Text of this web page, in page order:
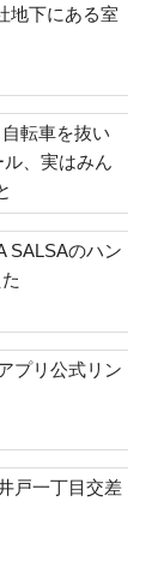
地下にある室
転車を抜い
、実はみん
SALSAのハン
プリ公式リン
戸一丁目交差